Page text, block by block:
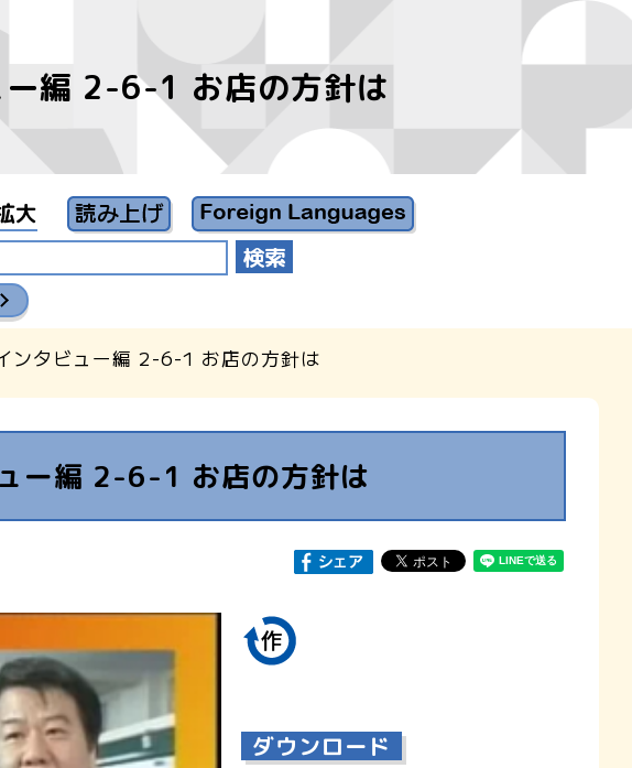
編 2-6-1 お店の方針は
大
ンタビュー編 2-6-1 お店の方針は
ー編 2-6-1 お店の方針は
ダウンロード